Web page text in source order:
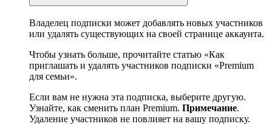
Владелец подписки может добавлять новых участников
или удалять существующих на своей странице аккаунта.
Чтобы узнать больше, прочитайте статью «Как
приглашать и удалять участников подписки «Premium
для семьи».
Если вам не нужна эта подписка, выберите другую.
Узнайте, как сменить план Premium. Примечание.
Удаление участников не повлияет на вашу подписку.